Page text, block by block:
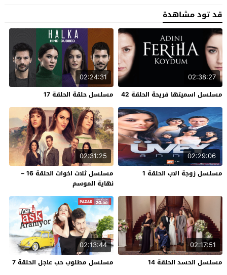
قد تود مشاهدة
02:38:27
مسلسل اسميتها فريحة الحلقة 42
02:24:31
مسلسل حلقة الحلقة 17
02:29:06
مسلسل زوجة الاب الحلقة 1
02:31:25
مسلسل ثلاث اخوات الحلقة 16 –
نهاية الموسم
02:17:51
مسلسل الحسد الحلقة 14
02:13:44
مسلسل مطلوب حب عاجل الحلقة 7